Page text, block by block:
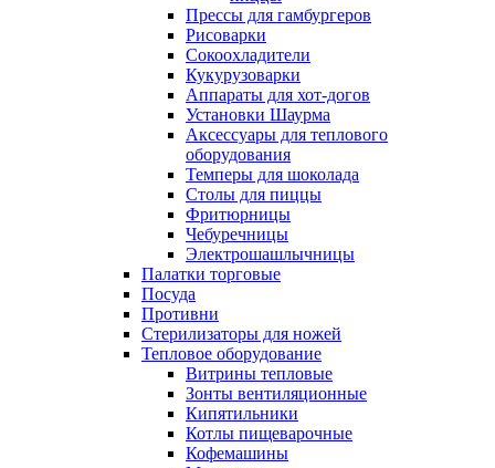
Прессы для гамбургеров
Рисоварки
Сокоохладители
Кукурузоварки
Аппараты для хот-догов
Установки Шаурма
Аксессуары для теплового
оборудования
Темперы для шоколада
Столы для пиццы
Фритюрницы
Чебуречницы
Электрошашлычницы
Палатки торговые
Посуда
Противни
Стерилизаторы для ножей
Тепловое оборудование
Витрины тепловые
Зонты вентиляционные
Кипятильники
Котлы пищеварочные
Кофемашины